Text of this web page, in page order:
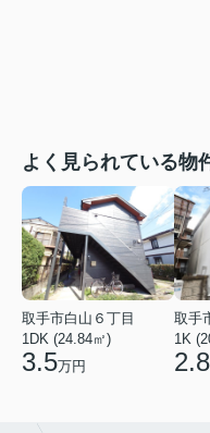
よく見られている物
取手市白山６丁目
1DK (24.84㎡)
3.5万円
取手
1K
2.8